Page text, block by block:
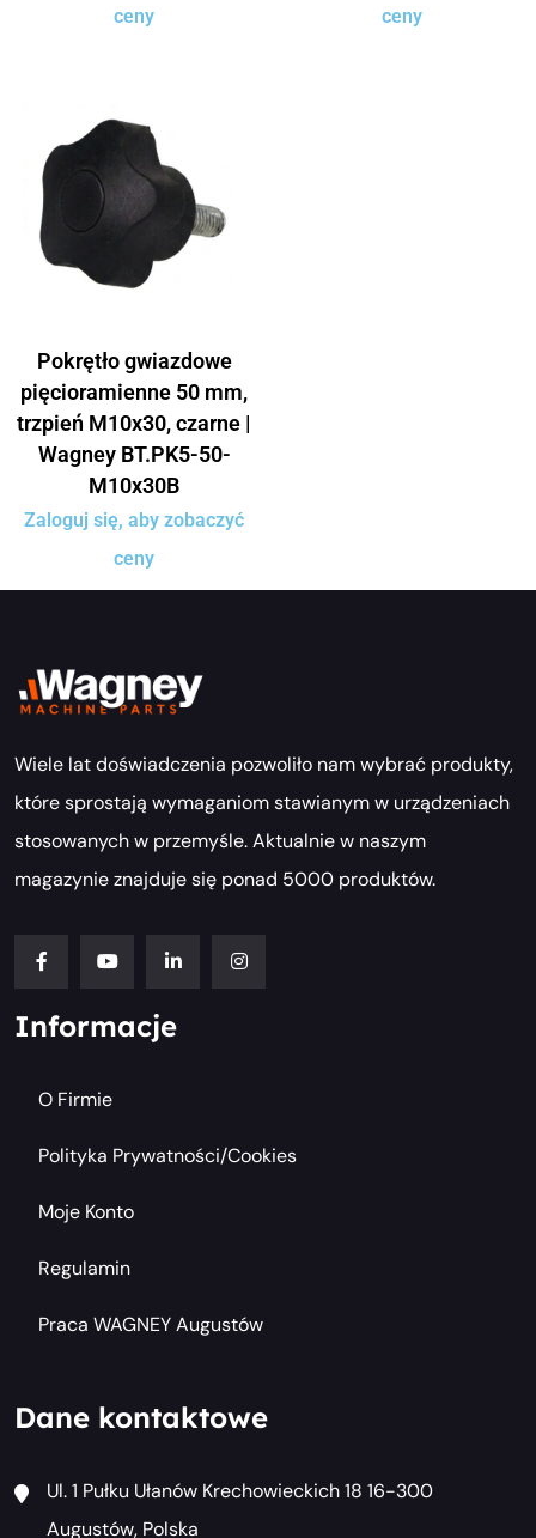
ceny
ceny
Pokrętło gwiazdowe
pięcioramienne 50 mm,
trzpień M10x30, czarne |
Wagney BT.PK5-50-
M10x30B
Zaloguj się, aby zobaczyć
ceny
Wiele lat doświadczenia pozwoliło nam wybrać produkty,
które sprostają wymaganiom stawianym w urządzeniach
stosowanych w przemyśle. Aktualnie w naszym
magazynie znajduje się ponad 5000 produktów.
Informacje
O Firmie
Polityka Prywatności/cookies
Moje Konto
Regulamin
Praca WAGNEY Augustów
Dane kontaktowe
Ul. 1 Pułku Ułanów Krechowieckich 18 16-300
Augustów, Polska